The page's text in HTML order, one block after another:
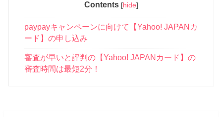
Contents [hide]
paypayキャンペーンに向けて【Yahoo! JAPANカ
ード】の申し込み
審査が早いと評判の【Yahoo! JAPANカード】の
審査時間は最短2分！